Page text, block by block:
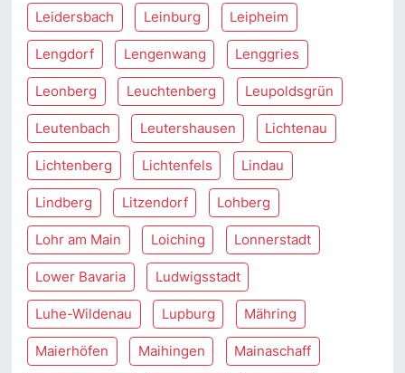
Leidersbach Leinburg Leipheim
Lengdorf Lengenwang Lenggries
Leonberg Leuchtenberg Leupoldsgrün
Leutenbach Leutershausen Lichtenau
Lichtenberg Lichtenfels Lindau
Lindberg Litzendorf Lohberg
Lohr am Main Loiching Lonnerstadt
Lower Bavaria Ludwigsstadt
Luhe-Wildenau Lupburg Mähring
Maierhöfen Maihingen Mainaschaff